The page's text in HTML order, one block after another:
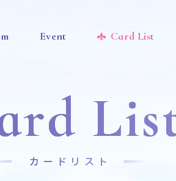
Event Card List
カードリスト